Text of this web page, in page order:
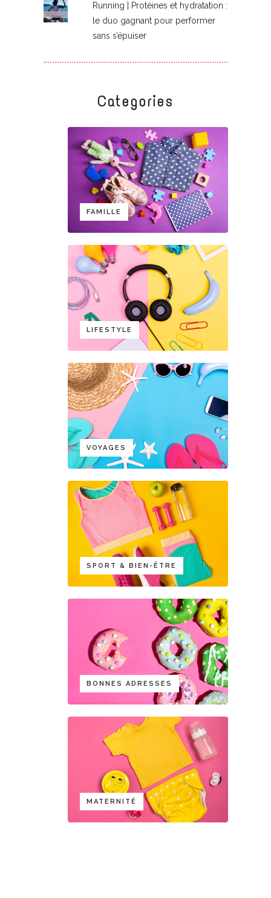
Running | Protéines et hydratation :
le duo gagnant pour performer
sans s’épuiser
Categories
FAMILLE
LIFESTYLE
VOYAGES
SPORT & BIEN-ÊTRE
BONNES ADRESSES
MATERNITÉ